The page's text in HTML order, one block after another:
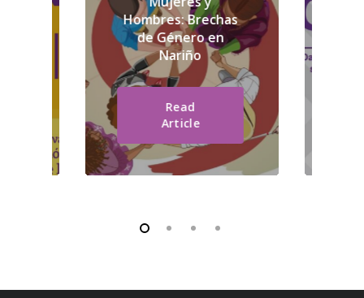
Hombres: Brechas
de Género en
Nariño
Read
Article